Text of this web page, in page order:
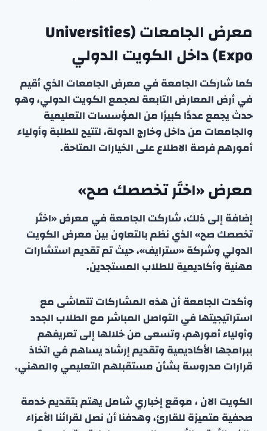
معرض الجامعات (Universities
Expo) داخل الكويت الدولي
كما شاركت الجامعة في معرض الجامعات الذي أقيم
في أرض المعارض التابعة لمجمع الكويت الدولي، وهو
حدث يجمع عددًا كبيرًا من المؤسسات التعليمية
والجامعات من داخل وخارج الدولة، لتتيح للطلبة وأولياء
أمورهم فرصة الاطلاع على الخيارات المتاحة.
معرض «اختَر تخصصك صح»
إضافة إلى ذلك، شاركت الجامعة في معرض «اختَر
تخصصك صح» الذي نظم بالتعاون بين معرض الكويت
الدولي وشركة «سترايف»، حيث تم تقديم استشارات
مهنية وأكاديمية للطلاب المستجدين.
وأكدت الجامعة أن هذه المشاركات تتماشى مع
استراتيجيتها في التواصل المباشر مع الطلاب الجدد
وأولياء أمورهم، وتسعى من خلالها إلى تعريفهم
ببرامجها الأكاديمية وتقديم إرشاد يساهم في اتخاذ
قرارات مدروسة بشأن مستقبلهم التعليمي والمهني.
الكويت الان ، موقع إخباري شامل يهتم بتقديم خدمة
صحفية متميزة للقارئ، وهدفنا أن نصل لقرائنا الأعزاء